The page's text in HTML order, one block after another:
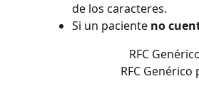
de los caracteres.
Si un paciente no
RFC
RFC